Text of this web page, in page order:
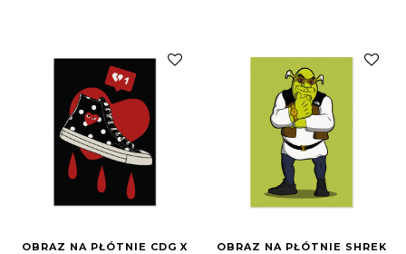
OBRAZ NA PŁÓTNIE CDG X
OBRAZ NA PŁÓTNIE SHREK